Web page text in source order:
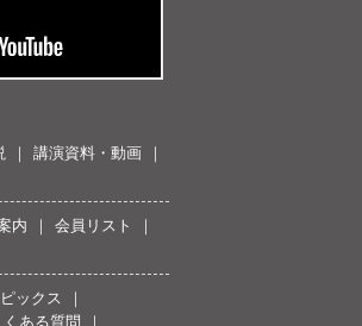
講演資料・動画
内
会員リスト
ックス
くある質問